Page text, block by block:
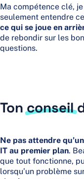
Ma compétence clé, je
seulement entendre
ce qui se joue en
de rebondir sur les
questions.
Tonconseil
Ne pas attendre
IT au premier plan.
que tout fonctionne,
lorsqu’un problème